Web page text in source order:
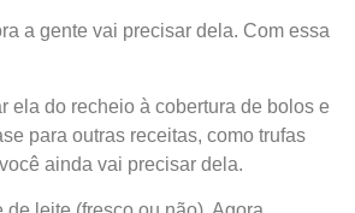
a gente vai precisar dela. Com essa
ela do recheio à cobertura de bolos e
para outras receitas, como trufas
ainda vai precisar dela.